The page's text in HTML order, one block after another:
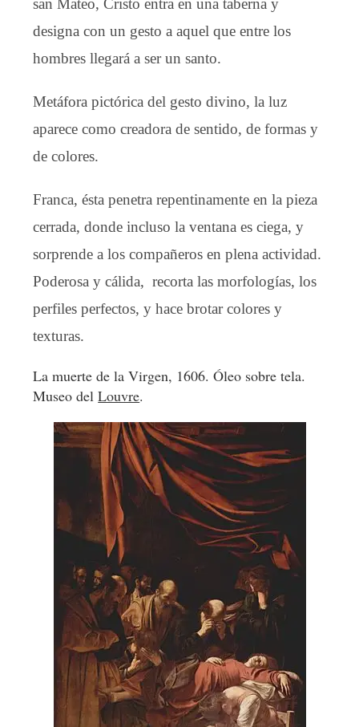
san Mateo, Cristo entra en una taberna y
designa con un gesto a aquel que entre los
hombres llegará a ser un santo.
Metáfora pictórica del gesto divino, la luz
aparece como creadora de sentido, de formas y
de colores.
Franca, ésta penetra repentinamente en la pieza
cerrada, donde incluso la ventana es ciega, y
sorprende a los compañeros en plena actividad.
Poderosa y cálida, recorta las morfologías, los
perfiles perfectos, y hace brotar colores y
texturas.
La muerte de la Virgen, 1606. Óleo sobre tela.
Museo delLouvre.